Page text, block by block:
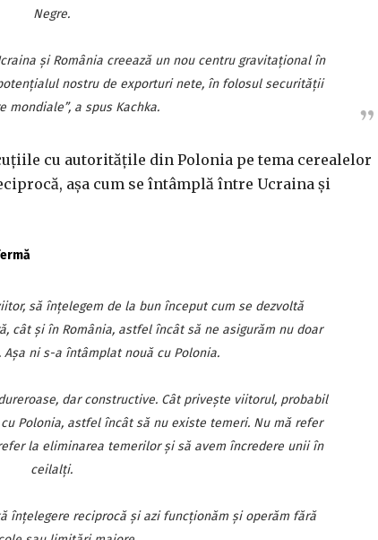
Negre.
şi România creează un nou centru gravitaţional în
nostru de exporturi nete, în folosul securităţii
mondiale”, a spus Kachka.
cu autorităţile din Polonia pe tema cerealelor
aşa cum se întâmplă între Ucraina şi
să înţelegem de la bun început cum se dezvoltă
cât şi în România, astfel încât să ne asigurăm nu doar
ni s-a întâmplat nouă cu Polonia.
dar constructive. Cât priveşte viitorul, probabil
Polonia, astfel încât să nu existe temeri. Nu mă refer
la eliminarea temerilor şi să avem încredere unii în
ceilalţi.
înţelegere reciprocă şi azi funcţionăm şi operăm fără